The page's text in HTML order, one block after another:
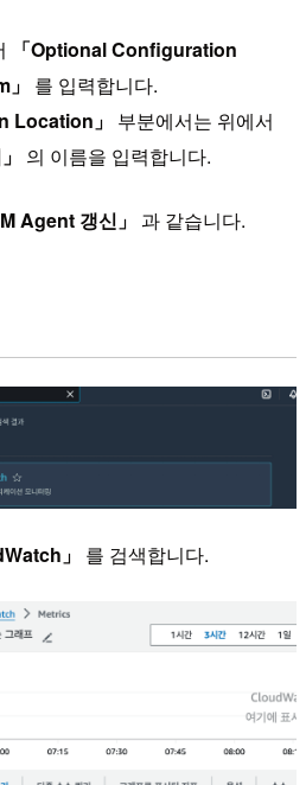
「Optional Configuration
」 를 입력합니다.
Location」 부분에서는 위에서
의 이름을 입력합니다.
Agent 갱신」 과 같습니다.
」 를 검색합니다.